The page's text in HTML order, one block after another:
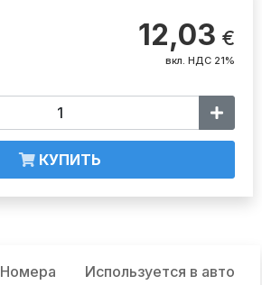
12,03 €
вкл. НДС 21%
КУПИТЬ
Номера
Используется в авто